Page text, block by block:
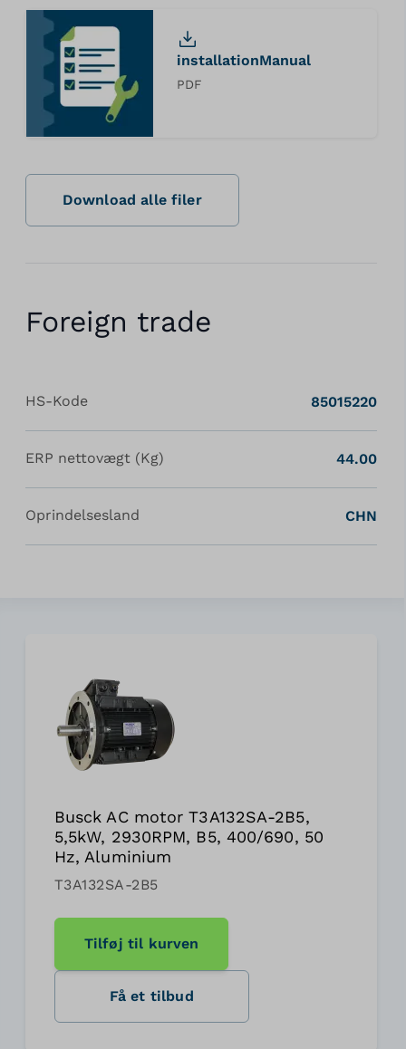
installationManual
PDF
Download alle filer
Foreign trade
HS-Kode 85015220
ERP nettovægt (Kg) 44.00
Oprindelsesland CHN
Busck AC motor T3A132SA-2B5,
5,5kW, 2930RPM, B5, 400/690, 50
Hz, Aluminium
T3A132SA-2B5
Tilføj til kurven
Få et tilbud